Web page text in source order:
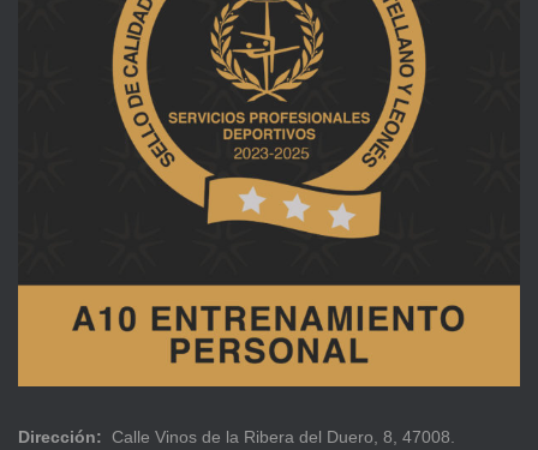
Dirección: Calle Vinos de la Ribera del Duero, 8, 47008.